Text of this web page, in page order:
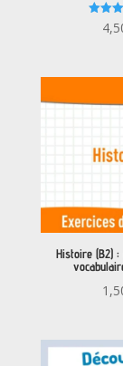
Histoire (B2)